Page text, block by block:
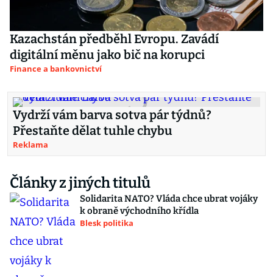
Kazachstán předběhl Evropu. Zavádí
digitální měnu jako bič na korupci
Finance a bankovnictví
Vydrží vám barva sotva pár týdnů?
Přestaňte dělat tuhle chybu
Reklama
Články z jiných titulů
Solidarita NATO? Vláda chce ubrat vojáky
k obraně východního křídla
Blesk politika